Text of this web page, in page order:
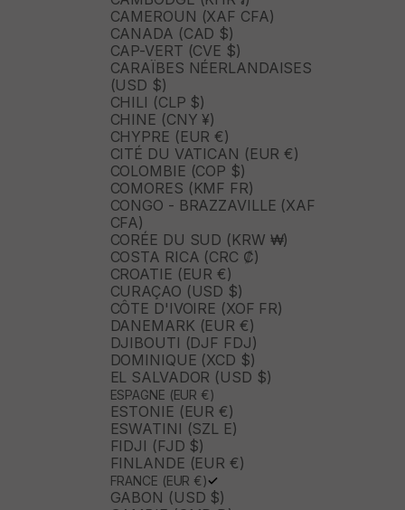
CAMEROUN (XAF CFA)
CANADA (CAD $)
CAP-VERT (CVE $)
CARAÏBES NÉERLANDAISES
(USD $)
CHILI (CLP $)
CHINE (CNY ¥)
CHYPRE (EUR €)
CITÉ DU VATICAN (EUR €)
COLOMBIE (COP $)
COMORES (KMF FR)
CONGO - BRAZZAVILLE (XAF
CFA)
CORÉE DU SUD (KRW ₩)
COSTA RICA (CRC ₡)
CROATIE (EUR €)
CURAÇAO (USD $)
CÔTE D'IVOIRE (XOF FR)
DANEMARK (EUR €)
DJIBOUTI (DJF FDJ)
DOMINIQUE (XCD $)
EL SALVADOR (USD $)
ESPAGNE (EUR €)
ESTONIE (EUR €)
ESWATINI (SZL E)
FIDJI (FJD $)
FINLANDE (EUR €)
FRANCE (EUR €)
GABON (USD $)